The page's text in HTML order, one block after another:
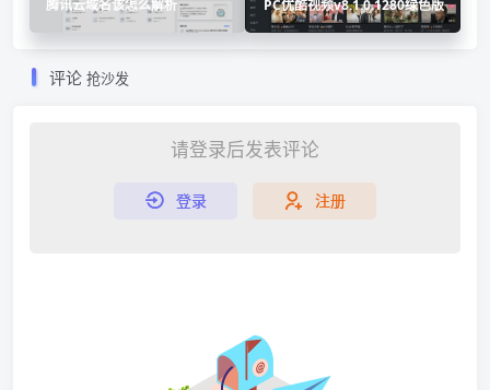
腾讯云域名该怎么解析
PC优酷视频v8.1.0.1280绿色版
评论 抢沙发
请登录后发表评论
登录 注册